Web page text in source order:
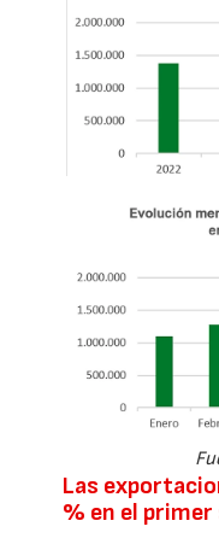
Las
% en el